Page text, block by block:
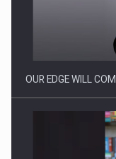
Producatorii si
OUR EDGE WILL